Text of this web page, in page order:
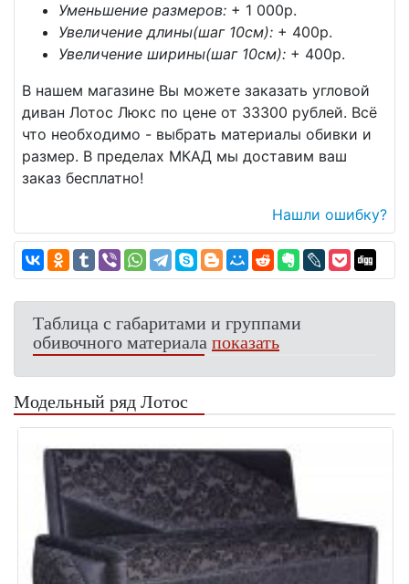
Уменьшение размеров: + 1 000p.
Увеличение длины(шаг 10см): + 400p.
Увеличение ширины(шаг 10см): + 400p.
В нашем магазине Вы можете заказать угловой
диван Лотос Люкс по цене от 33300 рублей. Всё
что необходимо - выбрать материалы обивки и
размер. В пределах МКАД мы доставим ваш
заказ бесплатно!
Нашли ошибку?
Таблица с габаритами и группами
обивочного материалапоказать
Модельный ряд Лотос